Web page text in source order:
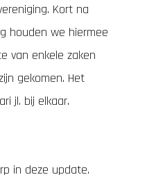
Kort na
houden we hiermee
van enkele zaken
gekomen. Het
jl. bij elkaar.
in deze update.